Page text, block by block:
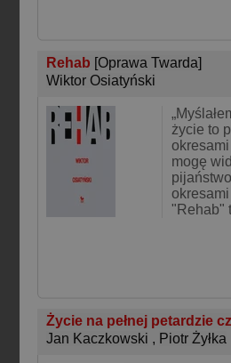
Rehab [Oprawa Twarda]
Wiktor Osiatyński
życie to
mogę
okresami
"Rehab"
Życie na pełnej petardzie
Jan Kaczkowski , Piotr Żyłka